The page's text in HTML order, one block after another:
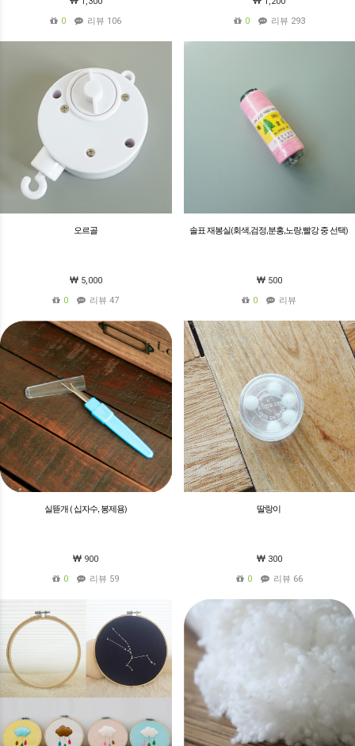
0
리뷰 106
0
리뷰 293
오르골
5,000
0
리뷰 47
솔표 재봉실(회색,검정,분홍,노랑,빨강 중 선택)
500
0
리뷰
실뜯개 ( 십자수, 봉제용)
900
0
리뷰 59
딸랑이
300
0
리뷰 66